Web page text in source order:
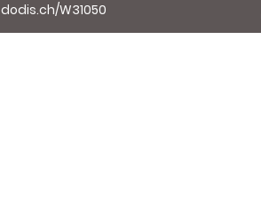
dodis.ch/W31050